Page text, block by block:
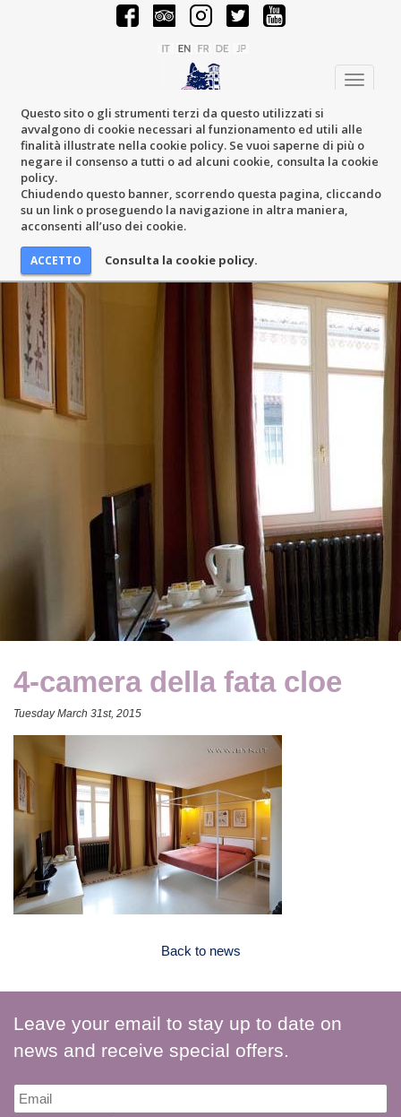
Questo sito o gli strumenti terzi da questo utilizzati si
avvalgono di cookie necessari al funzionamento ed utili alle
finalità illustrate nella cookie policy. Se vuoi saperne di più o
negare il consenso a tutti o ad alcuni cookie, consulta la cookie
policy.
Chiudendo questo banner, scorrendo questa pagina, cliccando
su un link o proseguendo la navigazione in altra maniera,
acconsenti all’uso dei cookie.
Consulta la cookie policy.
Toggle
4-camera della fata cloe
Tuesday March 31st, 2015
Back to news
Leave your email to stay up to date on
news and receive special offers.